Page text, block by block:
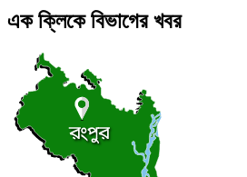
এক ক্লিকে বিভাগের খবর